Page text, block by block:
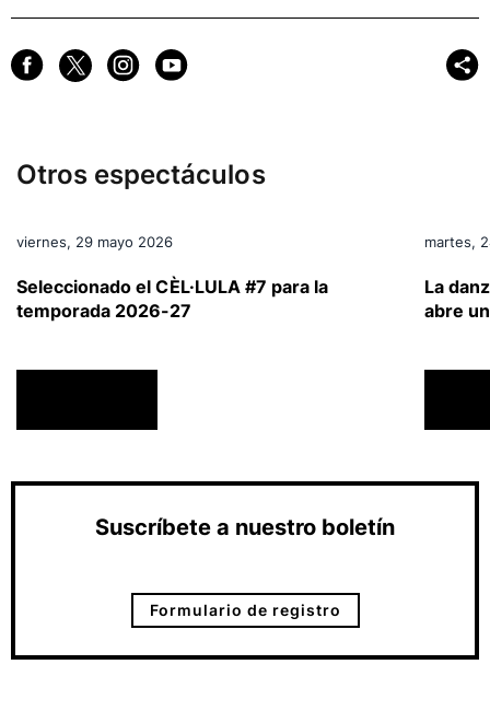
Otros espectáculos
viernes, 29 mayo 2026
Seleccionado el CÈL·LULA #7 para la
temporada 2026-27
martes,
La
abre
Suscríbete a nuestro boletín
Formulario de registro